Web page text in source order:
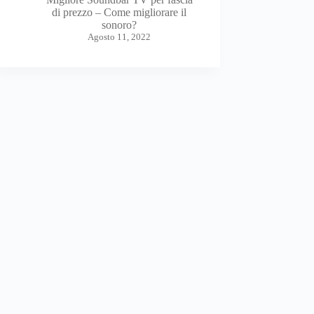
di prezzo – Come migliorare il
sonoro?
Agosto 11, 2022